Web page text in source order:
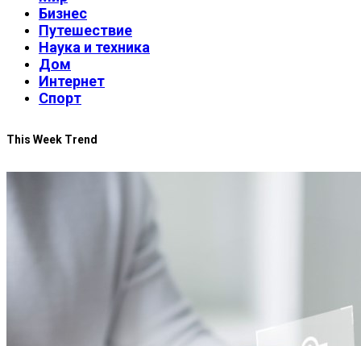
Бизнес
Путешествие
Наука и техника
Дом
Интернет
Спорт
This Week Trend